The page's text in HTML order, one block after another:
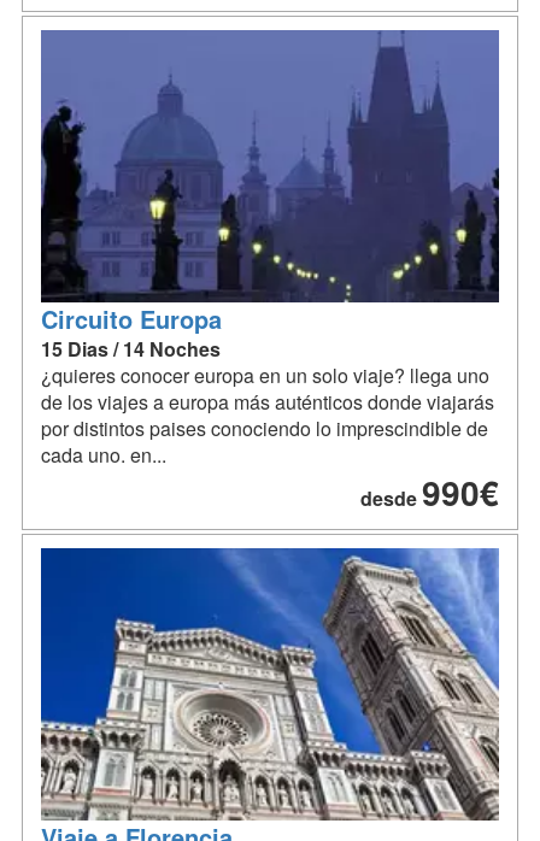
Circuito Europa
15 Dias / 14 Noches
¿quieres conocer europa en un solo viaje? llega uno
de los viajes a europa más auténticos donde viajarás
por distintos paises conociendo lo imprescindible de
cada uno. en...
desde990€